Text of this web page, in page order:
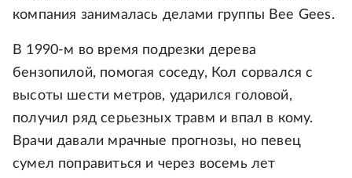
компания занималась делами группы Bee Gees.
В 1990-м во время подрезки дерева
бензопилой, помогая соседу, Кол сорвался с
высоты шести метров, ударился головой,
получил ряд серьезных травм и впал в кому.
Врачи давали мрачные прогнозы, но певец
сумел поправиться и через восемь лет